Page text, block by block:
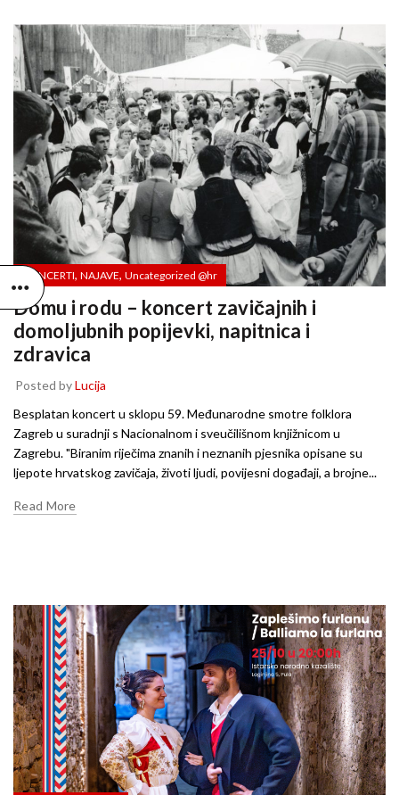
KONCERTI, NAJAVE, Uncategorized @hr
Domu i rodu – koncert zavičajnih i
domoljubnih popijevki, napitnica i
zdravica
Posted byLucija
Besplatan koncert u sklopu 59. Međunarodne smotre folklora
Zagreb u suradnji s Nacionalnom i sveučilišnom knjižnicom u
Zagrebu. "Biranim riječima znanih i neznanih pjesnika opisane su
ljepote hrvatskog zavičaja, životi ljudi, povijesni događaji, a brojne...
Read More